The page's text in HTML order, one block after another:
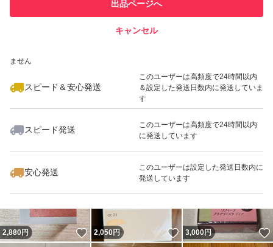
での取引実績があります
ません
スピード＆安心発送
このユーザーは高頻度で24時間以内
＆設定した発送日数内に発送していま
す
スピード発送
このユーザーは高頻度で24時間以内
に発送しています
安心発送
このユーザーは設定した発送日数内に
発送しています
出品ページへ
キャンセル
いいね！
2,222
2,880円 いいね！
2,050円 いいね！
3,000円